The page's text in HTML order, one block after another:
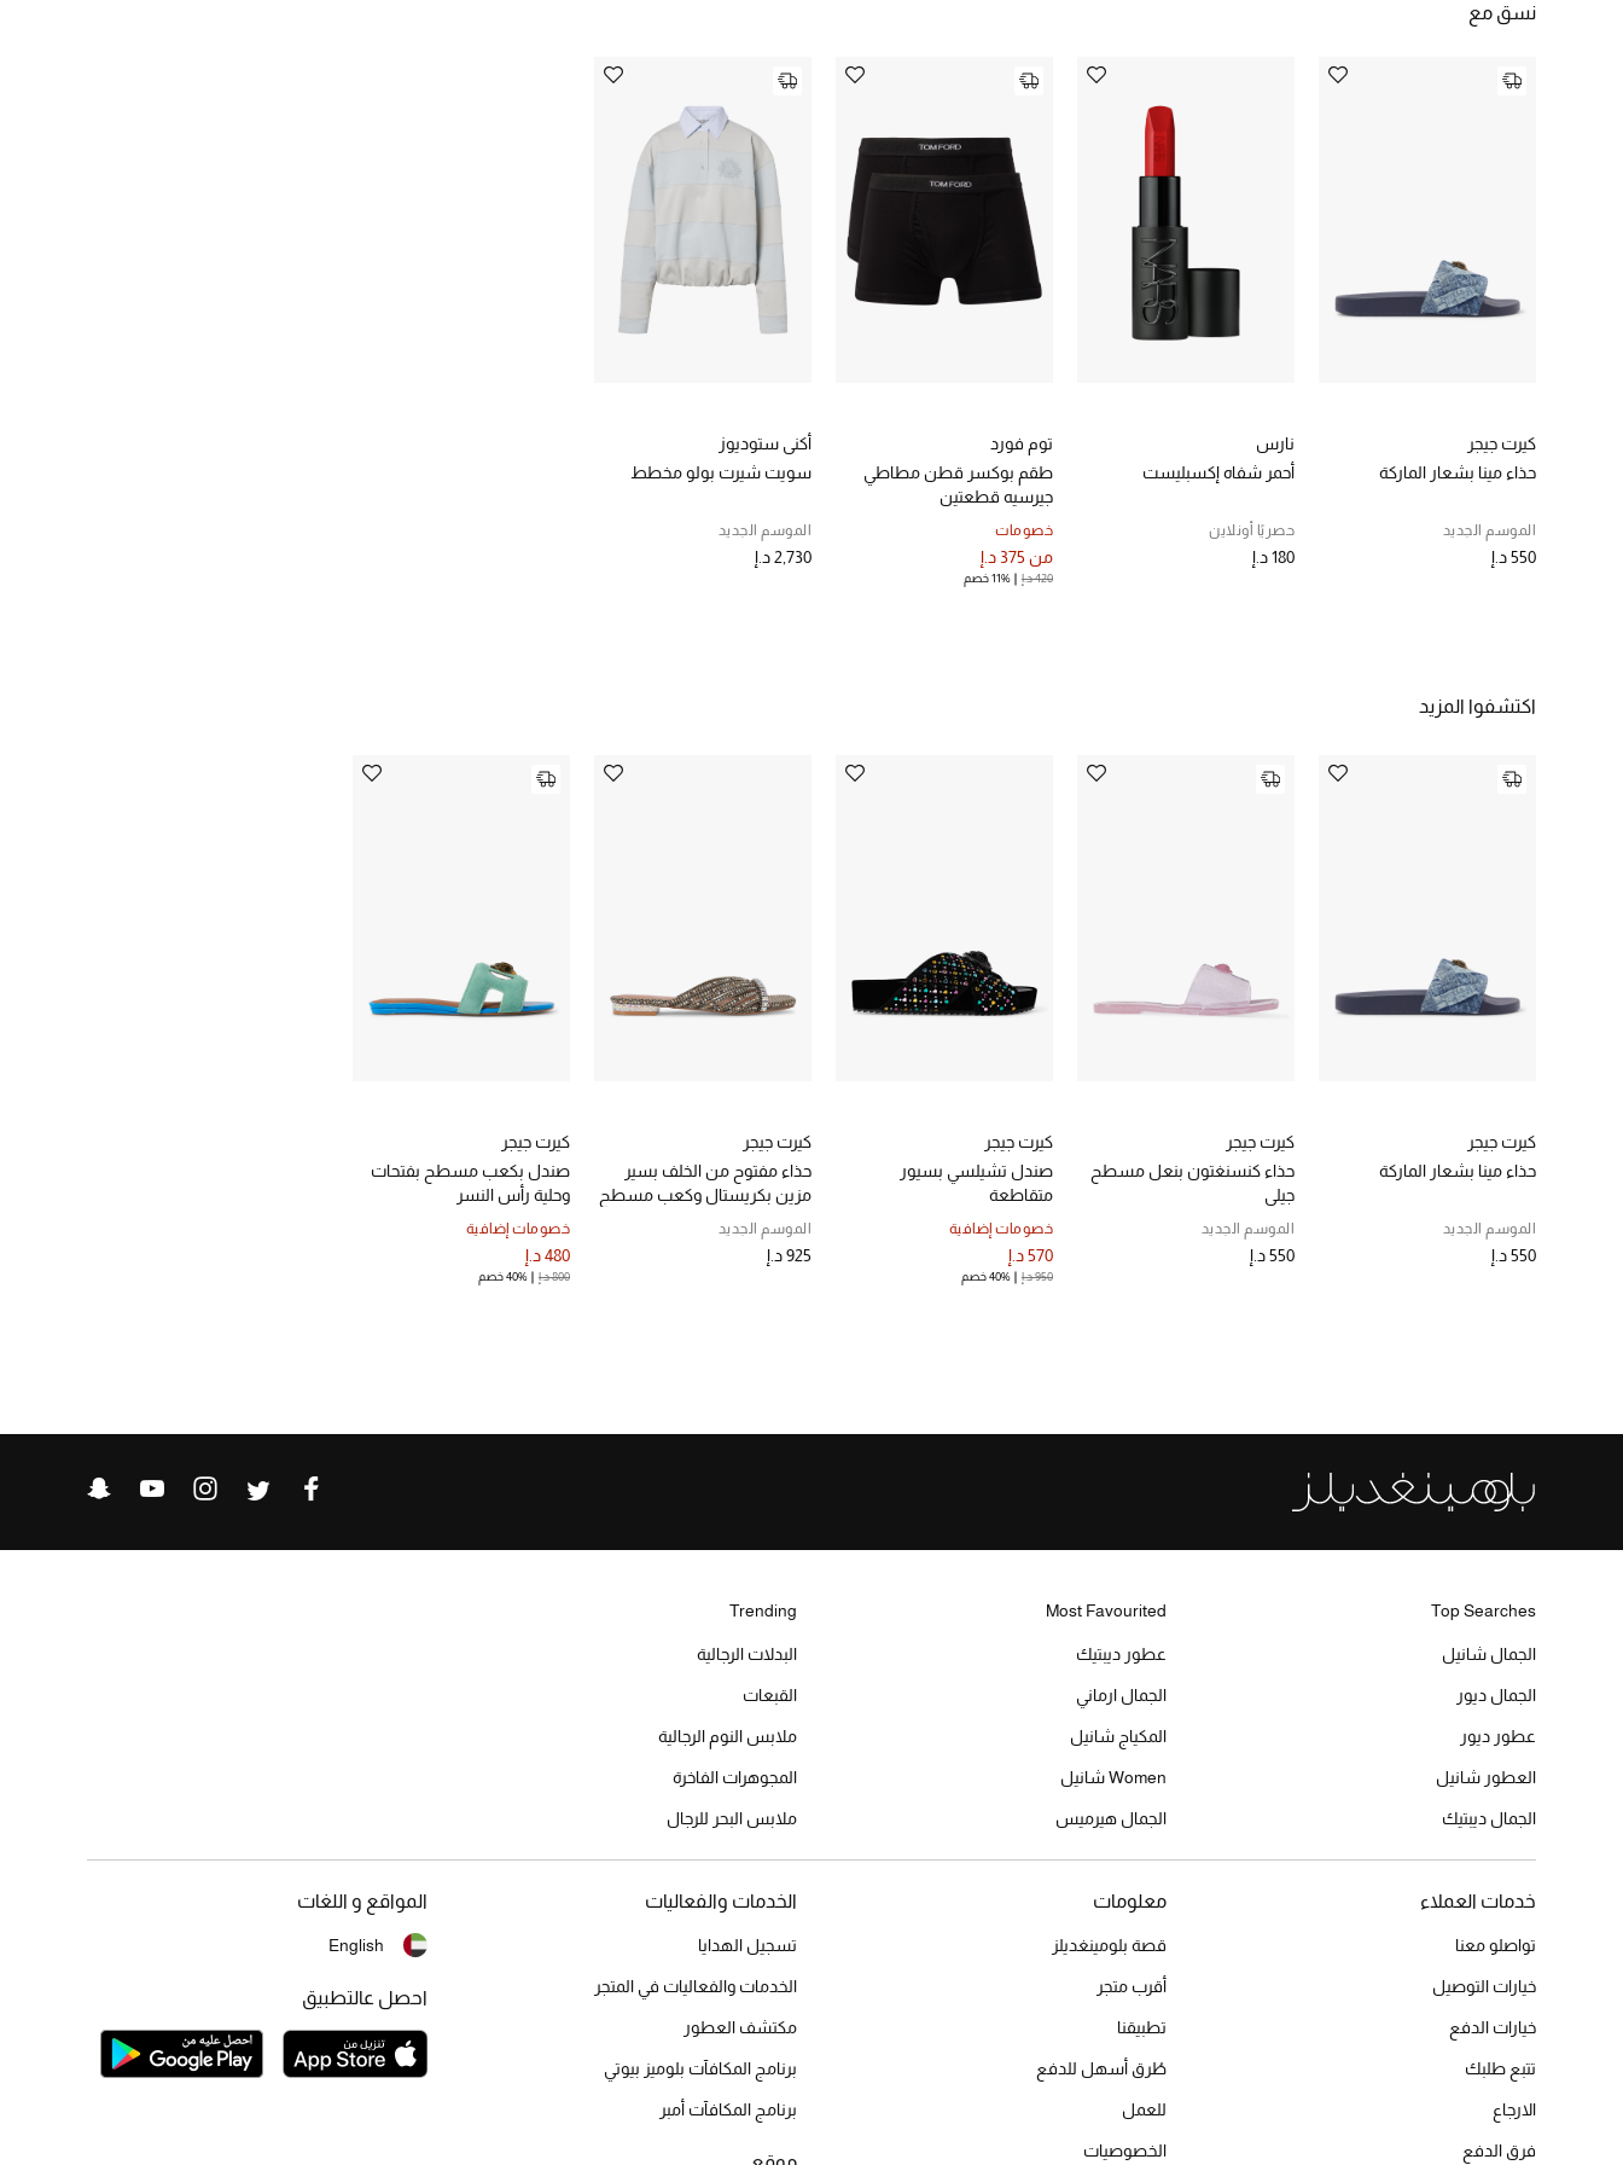
نسق مع
كيرت جيجر
حذاء مينا بشعار الماركة
الموسم الجديد
550 د.إ
نارس
أحمر شفاه إكسبليست
حصريًا أونلاين
180 د.إ
توم فورد
طقم بوكسر قطن مطاطي
جيرسيه قطعتين
خصومات
من 375 د.إ
420 د.إ 11% خصم
أكني ستوديوز
سويت شيرت بولو مخطط
الموسم الجديد
2,730 د.إ
اكتشفوا المزيد
كيرت جيجر
حذاء مينا بشعار الماركة
الموسم الجديد
550 د.إ
كيرت جيجر
حذاء كنسنغتون بنعل مسطح
جيلي
الموسم الجديد
550 د.إ
كيرت جيجر
صندل تشيلسي بسيور
متقاطعة
خصومات إضافية
570 د.إ
950 د.إ 40% خصم
كيرت جيجر
حذاء مفتوح من الخلف بسير
مزين بكريستال وكعب مسطح
الموسم الجديد
925 د.إ
كيرت جيجر
صندل بكعب مسطح بفتحات
وحلية رأس النسر
خصومات إضافية
480 د.إ
800 د.إ 40% خصم
Top Searches
الجمال شانيل
الجمال ديور
عطور ديور
العطور شانيل
الجمال ديبتيك
Most Favourited
عطور ديبتيك
الجمال ارماني
المكياج شانيل
Women شانيل
الجمال هيرميس
Trending
البدلات الرجالية
القبعات
ملابس النوم الرجالية
المجوهرات الفاخرة
ملابس البحر للرجال
خدمات العملاء
تواصلو معنا
خيارات التوصيل
خيارات الدفع
تتبع طلبك
الارجاع
فرق الدفع
معلومات
قصة بلومينغديلز
أقرب متجر
تطبيقنا
طُرق أسهل للدفع
للعمل
الخصوصيات
الخدمات والفعاليات
تسجيل الهدايا
الخدمات والفعاليات في المتجر
مكتشف العطور
برنامج المكافآت بلوميز بيوتي
برنامج المكافآت أمبر
المواقع و اللغات
English
احصل عالتطبيق